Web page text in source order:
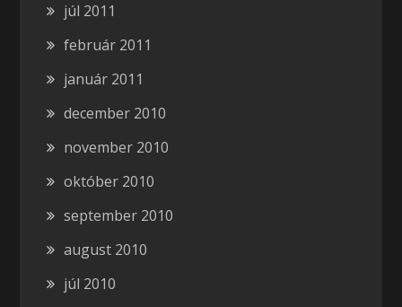
júl 2011
február 2011
január 2011
december 2010
november 2010
október 2010
september 2010
august 2010
júl 2010